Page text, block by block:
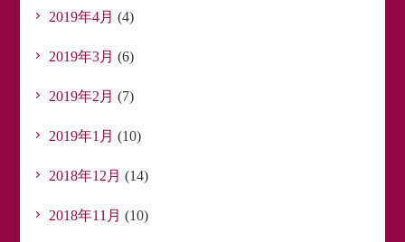
2019年4月 (4)
2019年3月 (6)
2019年2月 (7)
2019年1月 (10)
2018年12月 (14)
2018年11月 (10)